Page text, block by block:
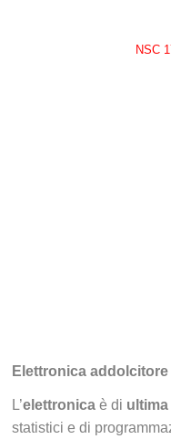
NSC
Elettronica addolcitore
L’elettronica è di
statistici e di